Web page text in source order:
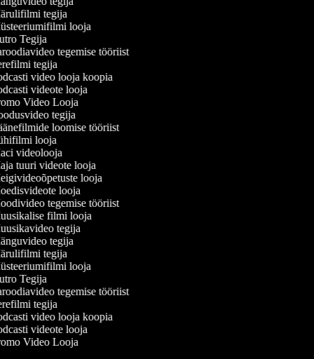
tegija
looja
Tegija
tegemise tööriist
tegija
video looja koopia
videote looja
Video Looja
tegija
loomise tööriist
looja
videolooja
tuuri videote looja
looja
looja
tegemise tööriist
filmi looja
tegija
tegija
tegija
looja
Tegija
tegemise tööriist
tegija
video looja koopia
videote looja
Video Looja